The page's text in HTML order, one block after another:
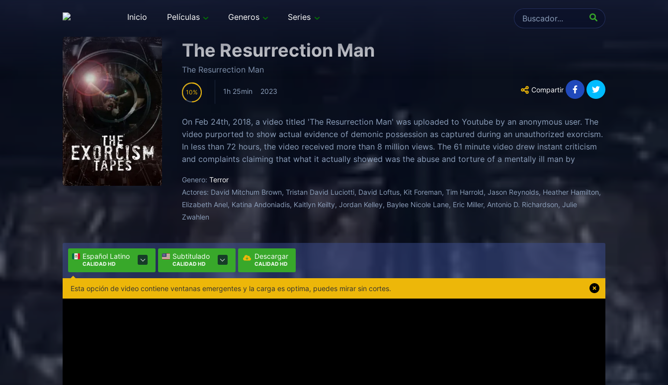
Inicio Películas Generos Series
The Resurrection Man
The Resurrection Man
10 1h 25min 2023 Compartir
On Feb 24th, 2018, a video titled 'The Resurrection Man' was uploaded to Youtube by an anonymous user. The
video purported to show actual evidence of demonic possession as captured during an unauthorized exorcism.
In less than 72 hours, the video received more than 8 million views. The 61 minute video drew instant criticism
and complaints claiming that what it actually showed was the abuse and torture of a mentally ill man by
members of his church. The video was removed by Youtube for violating their content agreement. This
documentary examines the 61 minute video known only as 'The Resurrection Man'.
Genero: Terror
Actores: David Mitchum Brown, Tristan David Luciotti, David Loftus, Kit Foreman, Tim Harrold, Jason Reynolds, Heather Hamilton,
Elizabeth Anel, Katina Andoniadis, Kaitlyn Keilty, Jordan Kelley, Baylee Nicole Lane, Eric Miller, Antonio D. Richardson, Julie
Zwahlen
Español Latino
CALIDAD HD
Subtitulado
CALIDAD HD
Descargar
CALIDAD HD
Esta opción de video contiene ventanas emergentes y la carga es optima, puedes mirar sin cortes.